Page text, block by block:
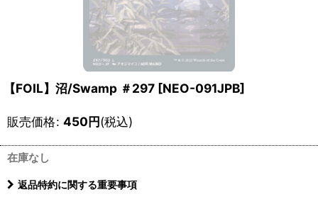
【FOIL】沼/Swamp ＃297 [NEO-091JPB]
販売価格: 450円(税込)
在庫なし
返品特約に関する重要事項